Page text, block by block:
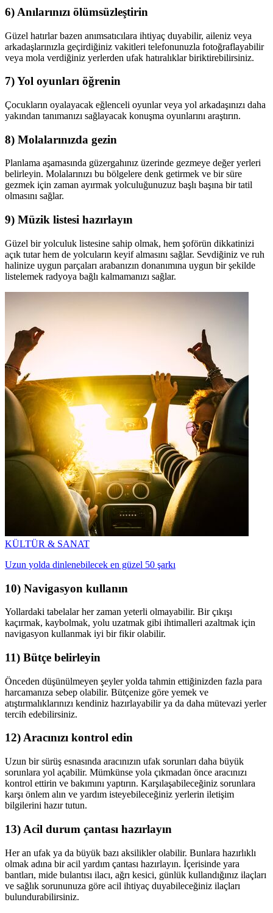
6) Anılarınızı ölümsüzleştirin
Güzel hatırlar bazen anımsatıcılara ihtiyaç duyabilir, aileniz veya
arkadaşlarınızla geçirdiğiniz vakitleri telefonunuzla fotoğraflayabilir
veya mola verdiğiniz yerlerden ufak hatıralıklar biriktirebilirsiniz.
7) Yol oyunları öğrenin
Çocukların oyalayacak eğlenceli oyunlar veya yol arkadaşınızı daha
yakından tanımanızı sağlayacak konuşma oyunlarını araştırın.
8) Molalarınızda gezin
Planlama aşamasında güzergahınız üzerinde gezmeye değer yerleri
belirleyin. Molalarınızı bu bölgelere denk getirmek ve bir süre
gezmek için zaman ayırmak yolculuğunuzuz başlı başına bir tatil
olmasını sağlar.
9) Müzik listesi hazırlayın
Güzel bir yolculuk listesine sahip olmak, hem şoförün dikkatinizi
açık tutar hem de yolcuların keyif almasını sağlar. Sevdiğiniz ve ruh
halinize uygun parçaları arabanızın donanımına uygun bir şekilde
listelemek radyoya bağlı kalmamanızı sağlar.
KÜLTÜR & SANAT
Uzun yolda dinlenebilecek en güzel 50 şarkı
10) Navigasyon kullanın
Yollardaki tabelalar her zaman yeterli olmayabilir. Bir çıkışı
kaçırmak, kaybolmak, yolu uzatmak gibi ihtimalleri azaltmak için
navigasyon kullanmak iyi bir fikir olabilir.
11) Bütçe belirleyin
Önceden düşünülmeyen şeyler yolda tahmin ettiğinizden fazla para
harcamanıza sebep olabilir. Bütçenize göre yemek ve
atıştırmalıklarınızı kendiniz hazırlayabilir ya da daha mütevazi yerler
tercih edebilirsiniz.
12) Aracınızı kontrol edin
Uzun bir sürüş esnasında aracınızın ufak sorunları daha büyük
sorunlara yol açabilir. Mümkünse yola çıkmadan önce aracınızı
kontrol ettirin ve bakımını yaptırın. Karşılaşabileceğiniz sorunlara
karşı önlem alın ve yardım isteyebileceğiniz yerlerin iletişim
bilgilerini hazır tutun.
13) Acil durum çantası hazırlayın
Her an ufak ya da büyük bazı aksilikler olabilir. Bunlara hazırlıklı
olmak adına bir acil yardım çantası hazırlayın. İçerisinde yara
bantları, mide bulantısı ilacı, ağrı kesici, günlük kullandığınız ilaçları
ve sağlık sorununuza göre acil ihtiyaç duyabileceğiniz ilaçları
bulundurabilirsiniz.